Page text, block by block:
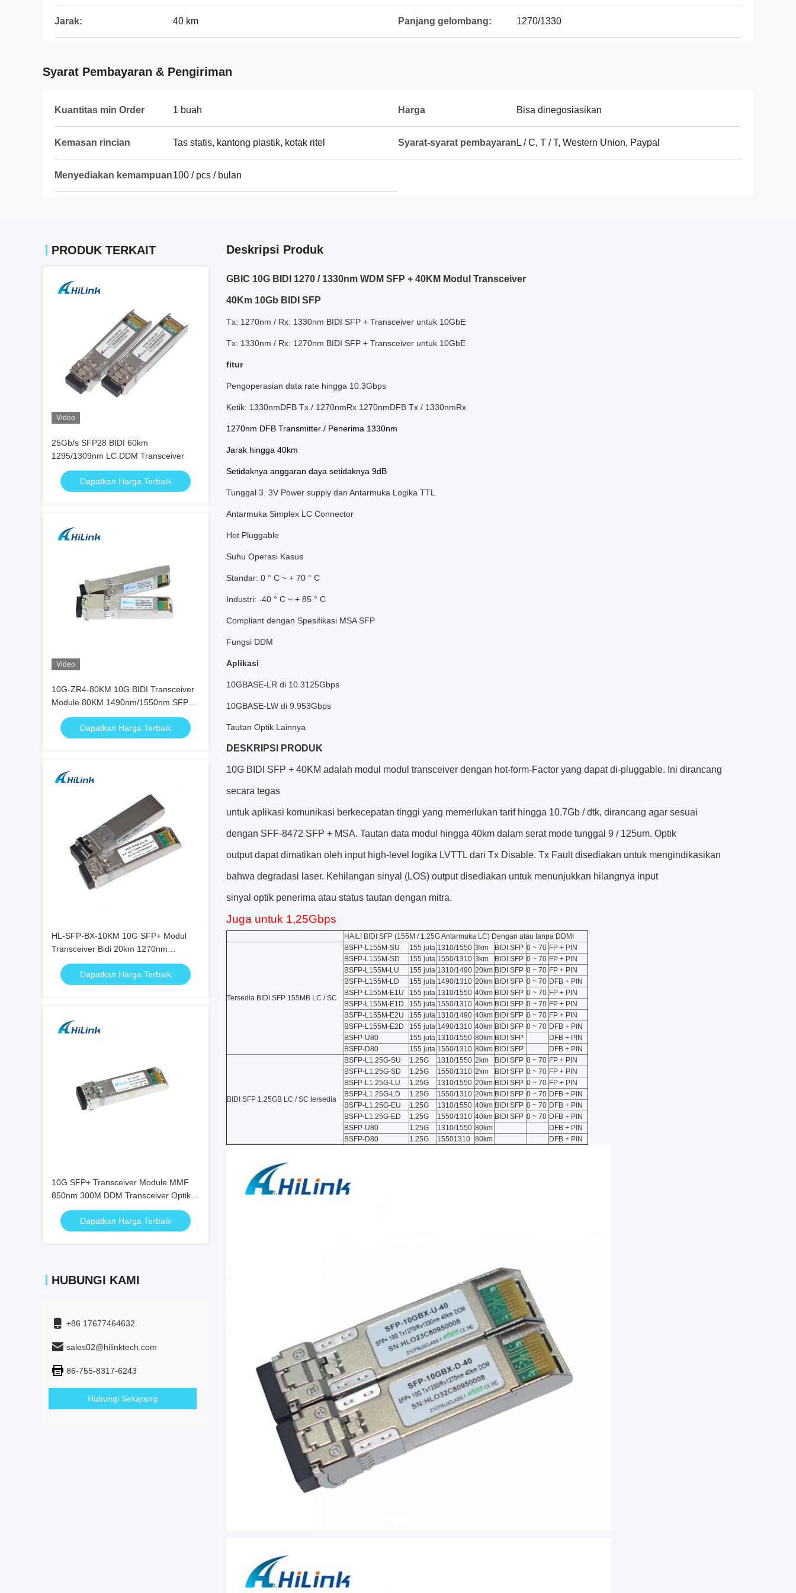
Jarak: 40 km Panjang gelombang: 1270/1330
Syarat Pembayaran & Pengiriman
Kuantitas min Order 1 buah Harga Bisa dinegosiasikan
Kemasan rincian Tas statis, kantong plastik, kotak ritel Syarat-syarat pembayaran L / C, T / T, Western Union, Paypal
Menyediakan kemampuan100 / pcs / bulan
PRODUK TERKAIT
Video
25Gb/s SFP28 BIDI 60km
1295/1309nm LC DDM Transceiver
Dapatkan Harga Terbaik
Video
10G-ZR4-80KM 10G BIDI Transceiver
Module 80KM 1490nm/1550nm SFP+
STM-64 WDM 8SFP+ SMF
Dapatkan Harga Terbaik
HL-SFP-BX-10KM 10G SFP+ Modul
Transceiver Bidi 20km 1270nm
1330nm LC Connector RoHS
Dapatkan Harga Terbaik
10G SFP+ Transceiver Module MMF
850nm 300M DDM Transceiver Optik
SFP-10G-SR
Dapatkan Harga Terbaik
HUBUNGI KAMI
+86 17677464632
sales02@hilinktech.com
86-755-8317-6243
Hubungi Sekarang
Deskripsi Produk
GBIC 10G BIDI 1270 / 1330nm WDM SFP + 40KM Modul Transceiver
40Km 10Gb BIDI SFP
Tx: 1270nm / Rx: 1330nm BIDI SFP + Transceiver untuk 10GbE
Tx: 1330nm / Rx: 1270nm BIDI SFP + Transceiver untuk 10GbE
fitur
Pengoperasian data rate hingga 10.3Gbps
Ketik: 1330nmDFB Tx / 1270nmRx 1270nmDFB Tx / 1330nmRx
1270nm DFB Transmitter / Penerima 1330nm
Jarak hingga 40km
Setidaknya anggaran daya setidaknya 9dB
Tunggal 3. 3V Power supply dan Antarmuka Logika TTL
Antarmuka Simplex LC Connector
Hot Pluggable
Suhu Operasi Kasus
Standar: 0 ° C ~ + 70 ° C
Industri: -40 ° C ~ + 85 ° C
Compliant dengan Spesifikasi MSA SFP
Fungsi DDM
Aplikasi
10GBASE-LR di 10.3125Gbps
10GBASE-LW di 9.953Gbps
Tautan Optik Lainnya
DESKRIPSI PRODUK
10G BIDI SFP + 40KM adalah modul modul transceiver dengan hot-form-Factor yang dapat di-pluggable. Ini dirancang
secara tegas
untuk aplikasi komunikasi berkecepatan tinggi yang memerlukan tarif hingga 10.7Gb / dtk, dirancang agar sesuai
dengan SFF-8472 SFP + MSA. Tautan data modul hingga 40km dalam serat mode tunggal 9 / 125um. Optik
output dapat dimatikan oleh input high-level logika LVTTL dari Tx Disable. Tx Fault disediakan untuk mengindikasikan
bahwa degradasi laser. Kehilangan sinyal (LOS) output disediakan untuk menunjukkan hilangnya input
sinyal optik penerima atau status tautan dengan mitra.
Juga untuk 1,25Gbps
HAILI BIDI SFP (155M / 1.25G Antarmuka LC) Dengan atau tanpa DDMI
Tersedia BIDI SFP 155MB LC / SC
BSFP-L155M-SU 155 juta 1310/1550 3km BIDI SFP 0 ~ 70 FP + PIN
BSFP-L155M-SD
155 juta 1550/1310 3km BIDI SFP 0 ~ 70 FP + PIN
BSFP-L155M-LU
155 juta 1310/1490 20km BIDI SFP 0 ~ 70 FP + PIN
BSFP-L155M-LD
155 juta 1490/1310 20km BIDI SFP 0 ~ 70 DFB + PIN
BSFP-L155M-E1U
155 juta 1310/1550 40km BIDI SFP 0 ~ 70 FP + PIN
BSFP-L155M-E1D
155 juta 1550/1310 40km BIDI SFP 0 ~ 70 FP + PIN
BSFP-L155M-E2U
155 juta 1310/1490 40km BIDI SFP 0 ~ 70 FP + PIN
BSFP-L155M-E2D
155 juta 1490/1310 40km BIDI SFP 0 ~ 70 DFB + PIN
BSFP-U80
155 juta 1310/1550 80km BIDI SFP
DFB + PIN
BSFP-D80
155 juta 1550/1310 80km BIDI SFP DFB + PIN
BIDI SFP 1.25GB LC / SC tersedia
BSFP-L1.25G-SU 1.25G 1310/1550 2km BIDI SFP 0 ~ 70 FP + PIN
BSFP-L1.25G-SD
1.25G 1550/1310 2km BIDI SFP 0 ~ 70 FP + PIN
BSFP-L1.25G-LU
1.25G 1310/1550 20km BIDI SFP 0 ~ 70 FP + PIN
BSFP-L1.25G-LD
1.25G 1550/1310 20km BIDI SFP 0 ~ 70 DFB + PIN
BSFP-L1.25G-EU
1.25G 1310/1550 40km BIDI SFP 0 ~ 70 DFB + PIN
BSFP-L1.25G-ED
1.25G 1550/1310 40km BIDI SFP 0 ~ 70 DFB + PIN
BSFP-U80
1.25G 1310/1550 80km
DFB + PIN
BSFP-D80
1.25G 15501310 80km DFB + PIN